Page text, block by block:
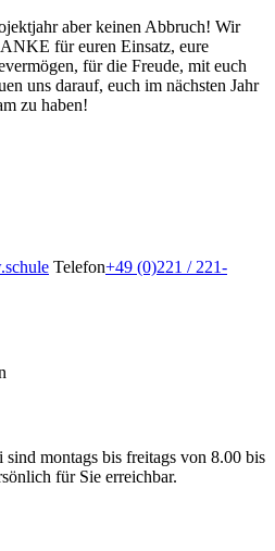
aber keinen Abbruch! Wir
für euren Einsatz, eure
für die Freude, mit euch
uns darauf, euch im nächsten Jahr
zu haben!
Telefon+49 (0)221 / 221-
montags bis freitags von 8.00 bis
für Sie erreichbar.